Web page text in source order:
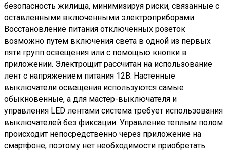
безопасность жилища, минимизируя риски, связанные с
оставленными включенными электроприборами.
Восстановление питания отключенных розеток
возможно путем включения света в одной из первых
пяти групп освещения или с помощью кнопки в
приложении. Электрощит рассчитан на использование
лент с напряжением питания 12В. Настенные
выключатели освещения используются самые
обыкновенные, а для мастер-выключателя и
управления LED лентами система требует использования
выключателей без фиксации. Управление теплым полом
происходит непосредственно через приложение на
смартфоне, поэтому нет необходимости приобретать